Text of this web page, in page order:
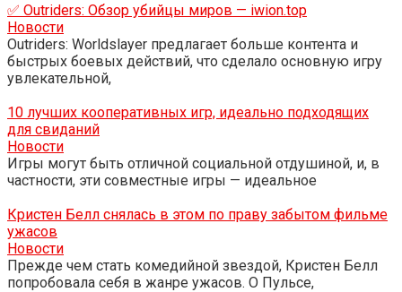
✅ Outriders: Обзор убийцы миров — iwion.top
Новости
Outriders: Worldslayer предлагает больше контента и
быстрых боевых действий, что сделало основную игру
увлекательной,
10 лучших кооперативных игр, идеально подходящих
для свиданий
Новости
Игры могут быть отличной социальной отдушиной, и, в
частности, эти совместные игры — идеальное
Кристен Белл снялась в этом по праву забытом фильме
ужасов
Новости
Прежде чем стать комедийной звездой, Кристен Белл
попробовала себя в жанре ужасов. О Пульсе,